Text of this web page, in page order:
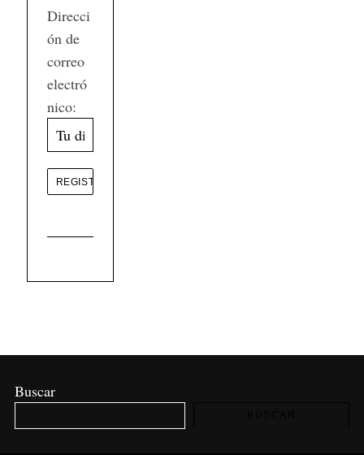
Direcci
ón de
correo
electró
nico:
Buscar